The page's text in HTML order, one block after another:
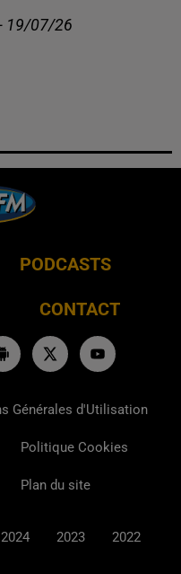
19/07/26
PODCASTS
CONTACT
Générales d'Utilisation
Politique Cookies
Plan du site
2024 2023 2022